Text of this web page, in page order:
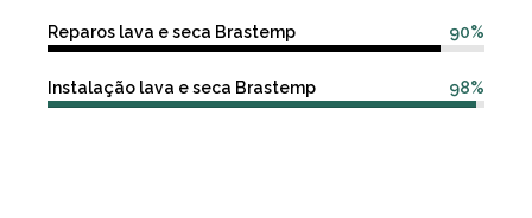
90%
Reparos lava e seca Brastemp
98%
Instalação lava e seca Brastemp